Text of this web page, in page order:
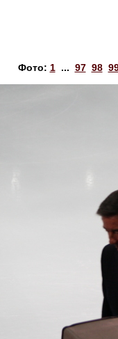
Фото: 1... 97 98